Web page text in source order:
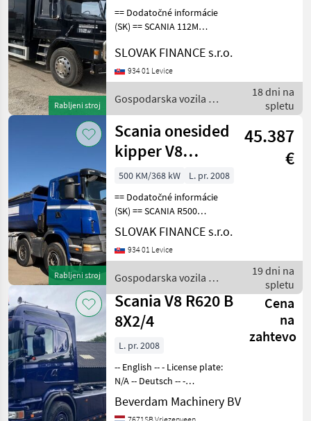
Rabljeni stroj
== Dodatočné informácie
(SK) == SCANIA 112M
na prepravu koní 4x2 r.v.
01/1987, 900363 km, 11000
cm3, 224 kW, automatická
prevodovka, motoro
SLOVAK FINANCE s.r.o.
934 01 Levice
Gospodarska vozila /
Scania
18 dni na
spletu
Rabljeni stroj
Scania onesided
kipper V8
8&#215;4, 20m3,
E4, manual vi
45.387
€
500 KM/368 kW
L. pr. 2008
== Dodatočné informácie
(SK) == SCANIA R500
jednostranný vyklápač 8x4
20m3 r.v. 07/2008, 626 570
km, EURO 4, 368 kW, 15607
brzda, prvé dve n
SLOVAK FINANCE s.r.o.
934 01 Levice
Gospodarska vozila /
Scania
19 dni na
spletu
Scania V8 R620 B
8X2/4
Cena
na
zahtevo
L. pr. 2008
-- English -- - License plate:
N/A -- Deutsch -- -
Nummernschild: N/A --
Nederlands -- - Kenteken:
Beverdam Machinery BV